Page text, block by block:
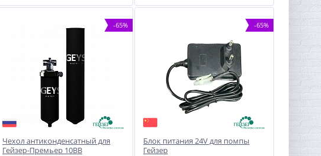
-65%
Чехол антиконденсатный для
Гейзер-Премьер 10ВВ
-65%
Блок питания 24V для помпы
Гейзер